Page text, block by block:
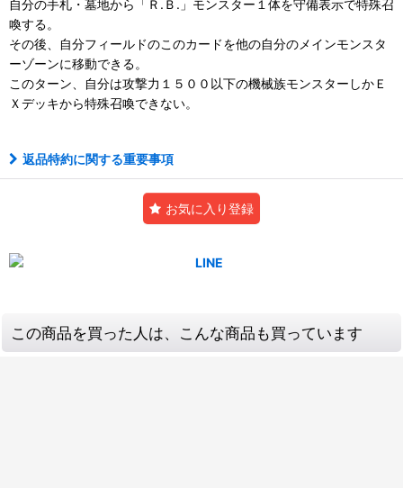
自分の手札・墓地から「Ｒ.Ｂ.」モンスター１体を守備表示で特殊召
喚する。
その後、自分フィールドのこのカードを他の自分のメインモンスタ
ーゾーンに移動できる。
このターン、自分は攻撃力１５００以下の機械族モンスターしかＥ
Ｘデッキから特殊召喚できない。
返品特約に関する重要事項
お気に入り登録
この商品を買った人は、こんな商品も買っています